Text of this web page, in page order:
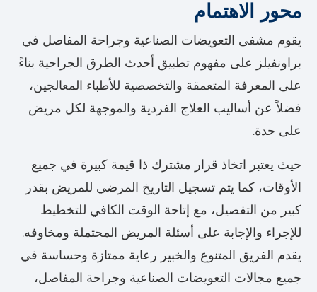
محور الاهتمام
يقوم مشفى التعويضات الصناعية وجراحة المفاصل في
براونفيلز على مفهوم تطبيق أحدث الطرق الجراحية بناءً
على المعرفة المتعمقة والتخصصية للأطباء المعالجين،
فضلاً عن أساليب العلاج الفردية والموجهة لكل مريض
على حدة.
حيث يعتبر اتخاذ قرار مشترك ذا قيمة كبيرة في جميع
الأوقات، كما يتم تسجيل التاريخ المرضي للمريض بقدر
كبير من التفصيل، مع إتاحة الوقت الكافي للتخطيط
للإجراء والإجابة على أسئلة المريض المحتملة ومخاوفه.
يقدم الفريق المتنوع والخبير رعاية ممتازة وحساسة في
جميع مجالات التعويضات الصناعية وجراحة المفاصل،